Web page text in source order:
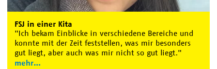
FSJ in einer Kita
"Ich bekam Einblicke in verschiedene Bereiche und
konnte mit der Zeit feststellen, was mir besonders
gut liegt, aber auch was mir nicht so gut liegt."
mehr